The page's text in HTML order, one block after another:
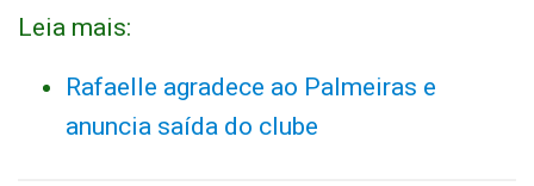
Leia mais:
Rafaelle agradece ao Palmeiras e
anuncia saída do clube